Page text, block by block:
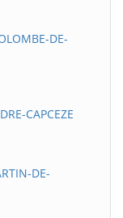
DE-
CAPCEZE
DE-